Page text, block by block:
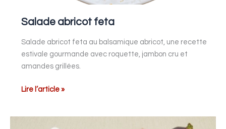
Salade abricot feta
Salade abricot feta au balsamique abricot, une recette
estivale gourmande avec roquette, jambon cru et
amandes grillées.
Lire l’article »